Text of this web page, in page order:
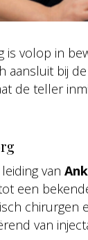
volop in
aansluit bij
de teller
van
een
chirurgen
van